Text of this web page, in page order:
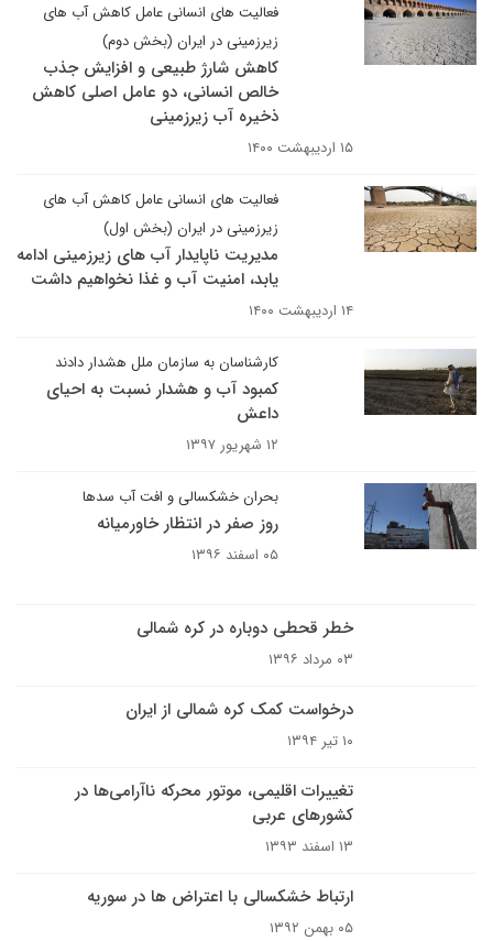
فعالیت های انسانی عامل کاهش آب های
زیرزمینی در ایران (بخش دوم)
کاهش شارژ طبیعی و افزایش جذب
خالص انسانی، دو عامل اصلی کاهش
ذخیره آب زیرزمینی
۱۵ اردیبهشت ۱۴۰۰
فعالیت های انسانی عامل کاهش آب های
زیرزمینی در ایران (بخش اول)
مدیریت ناپایدار آب های زیرزمینی ادامه
یابد، امنیت آب و غذا نخواهیم داشت
۱۴ اردیبهشت ۱۴۰۰
کارشناسان به سازمان ملل هشدار دادند
کمبود آب و هشدار نسبت به احیای
داعش
۱۲ شهریور ۱۳۹۷
بحران خشکسالی و افت آب سدها
روز صفر در انتظار خاورمیانه
۰۵ اسفند ۱۳۹۶
خطر قحطی دوباره در کره شمالی
۰۳ مرداد ۱۳۹۶
درخواست کمک کره شمالی از ایران
۱۰ تیر ۱۳۹۴
تغییرات اقلیمی، موتور محرکه ناآرامی‌ها در
کشورهای عربی
۱۳ اسفند ۱۳۹۳
ارتباط خشکسالی با اعتراض ها در سوریه
۰۵ بهمن ۱۳۹۲